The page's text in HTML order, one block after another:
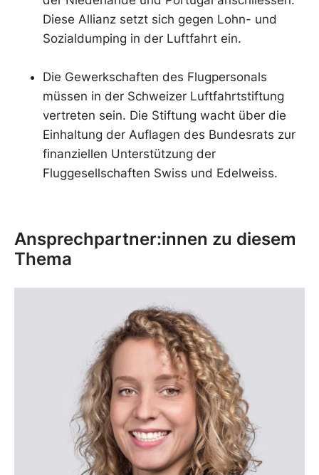
Diese Allianz setzt sich gegen Lohn- und
Sozialdumping in der Luftfahrt ein.
Die Gewerkschaften des Flugpersonals
müssen in der Schweizer Luftfahrtstiftung
vertreten sein. Die Stiftung wacht über die
Einhaltung der Auflagen des Bundesrats zur
finanziellen Unterstützung der
Fluggesellschaften Swiss und Edelweiss.
Ansprechpartner:innen zu diesem
Thema